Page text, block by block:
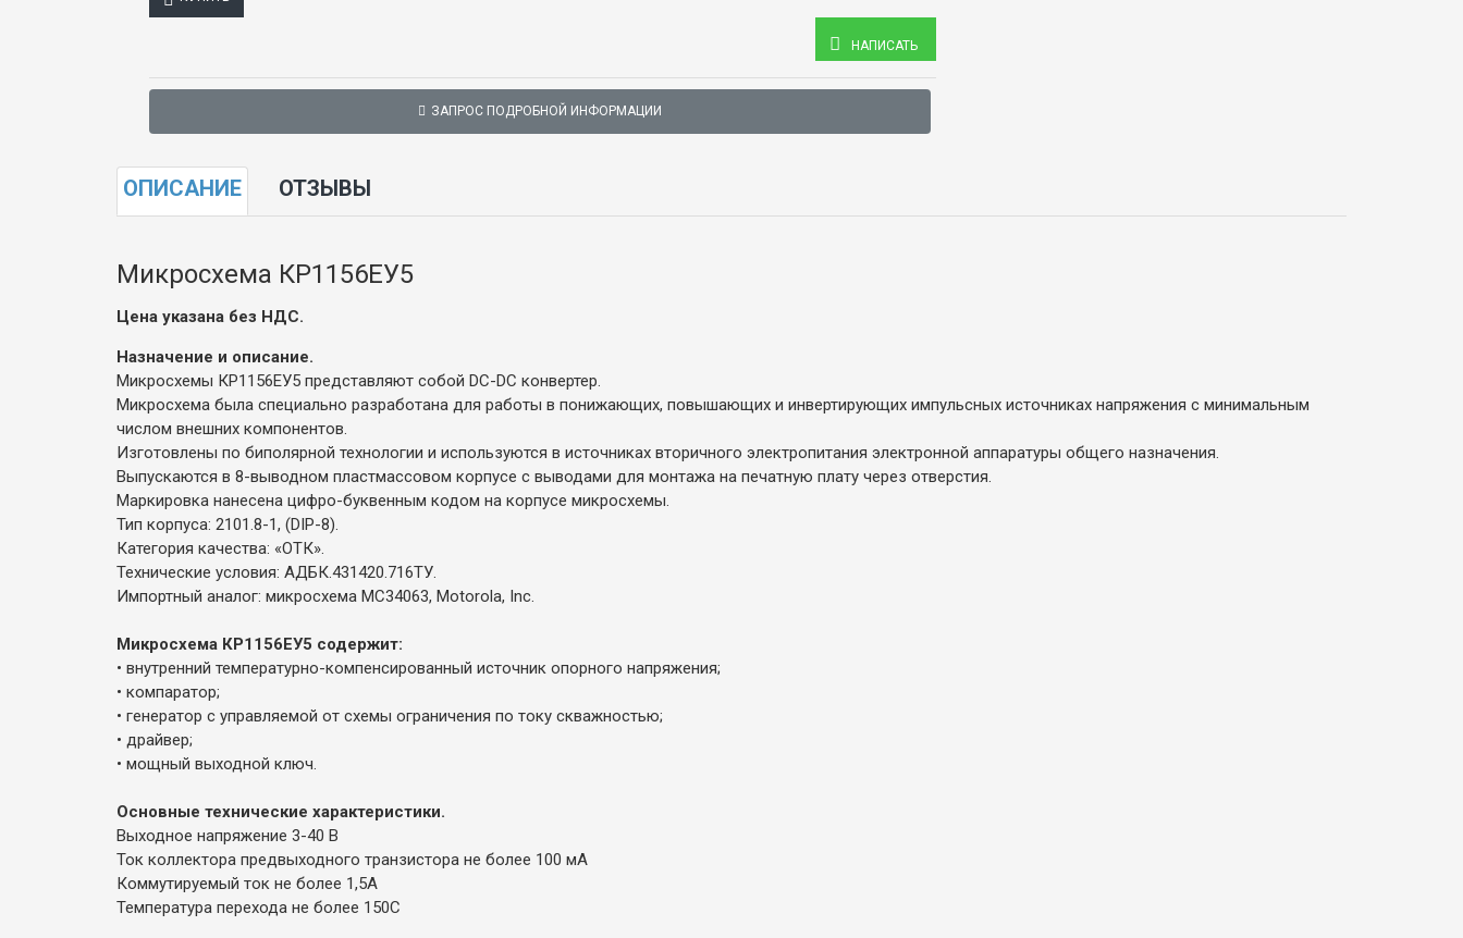
НАПИСАТЬ
ЗАПРОС ПОДРОБНОЙ ИНФОРМАЦИИ
ОПИСАНИЕ ОТЗЫВЫ
Микросхема КР1156ЕУ5
Цена указана без НДС.
Назначение и описание.
Микросхемы КР1156ЕУ5 представляют собой DC-DC конвертер.
Микросхема была специально разработана для работы в понижающих, повышающих и инвертирующих импульсных источниках напряжения с минимальным
числом внешних компонентов.
Изготовлены по биполярной технологии и используются в источниках вторичного электропитания электронной аппаратуры общего назначения.
Выпускаются в 8-выводном пластмассовом корпусе с выводами для монтажа на печатную плату через отверстия.
Маркировка нанесена цифро-буквенным кодом на корпусе микросхемы.
Тип корпуса: 2101.8-1, (DIP-8).
Категория качества: «ОТК».
Технические условия: АДБК.431420.716ТУ.
Импортный аналог: микросхема MC34063, Motorola, Inc.
Микросхема КР1156ЕУ5 содержит:
• внутренний температурно-компенсированный источник опорного напряжения;
• компаратор;
• генератор с управляемой от схемы ограничения по току скважностью;
• драйвер;
• мощный выходной ключ.
Основные технические характеристики.
Выходное напряжение 3-40 В
Ток коллектора предвыходного транзистора не более 100 мА
Коммутируемый ток не более 1,5А
Температура перехода не более 150С